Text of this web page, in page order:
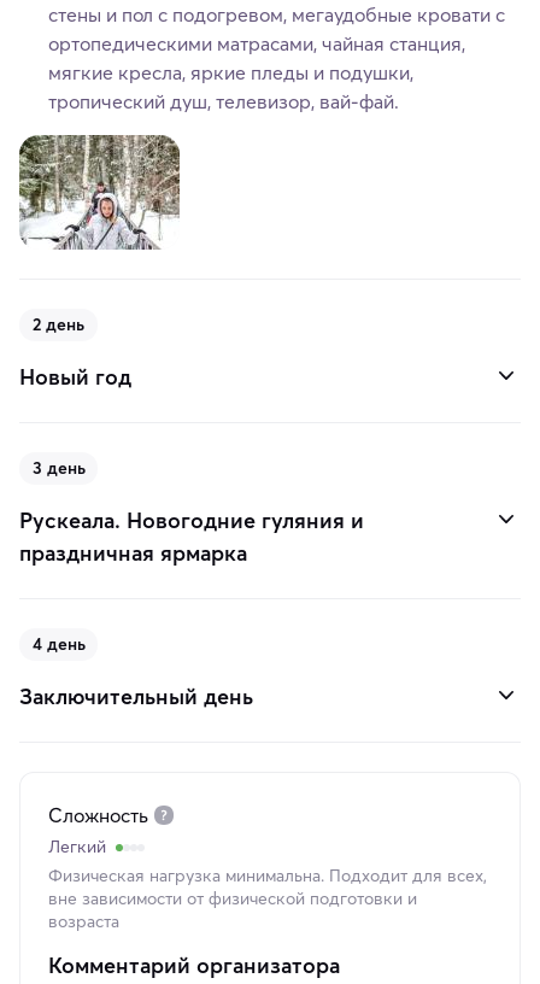
стены и пол с подогревом, мегаудобные кровати с
ортопедическими матрасами, чайная станция,
мягкие кресла, яркие пледы и подушки,
тропический душ, телевизор, вай-фай.
2 день
Новый год
3 день
Рускеала. Новогодние гуляния и
праздничная ярмарка
4 день
Заключительный день
Сложность
Легкий
Физическая нагрузка минимальна. Подходит для всех,
вне зависимости от физической подготовки и
возраста
Комментарий организатора